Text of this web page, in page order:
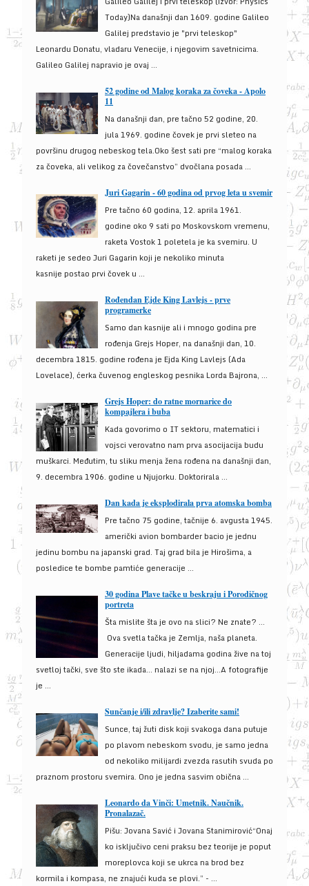
Today)Na današnji dan 1609. godine Galileo
Galilej predstavio je "prvi teleskop"
Leonardu Donatu, vladaru Venecije, i njegovim savetnicima.
Galileo Galilej napravio je ovaj ...
52 godine od Malog koraka za čoveka - Apolo
11
Na današnji dan, pre tačno 52 godine, 20.
jula 1969. godine čovek je prvi sleteo na
površinu drugog nebeskog tela.Oko šest sati pre “malog koraka
za čoveka, ali velikog za čovečanstvo” dvočlana posada ...
Juri Gagarin - 60 godina od prvog leta u svemir
Pre tačno 60 godina, 12. aprila 1961.
godine oko 9 sati po Moskovskom vremenu,
raketa Vostok 1 poletela je ka svemiru. U
raketi je sedeo Juri Gagarin koji je nekoliko minuta
kasnije postao prvi čovek u ...
Rođendan Ejde King Lavlejs - prve
programerke
Samo dan kasnije ali i mnogo godina pre
rođenja Grejs Hoper, na današnji dan, 10.
decembra 1815. godine rođena je Ejda King Lavlejs (Ada
Lovelace), ćerka čuvenog engleskog pesnika Lorda Bajrona, ...
Grejs Hoper: do ratne mornarice do
kompajlera i buba
Kada govorimo o IT sektoru, matematici i
vojsci verovatno nam prva asocijacija budu
muškarci. Međutim, tu sliku menja žena rođena na današnji dan,
9. decembra 1906. godine u Njujorku. Doktorirala ...
Dan kada je eksplodirala prva atomska bomba
Pre tačno 75 godine, tačnije 6. avgusta 1945.
američki avion bombarder bacio je jednu
jedinu bombu na japanski grad. Taj grad bila je Hirošima, a
posledice te bombe pamtiće generacije ...
30 godina Plave tačke u beskraju i Porodičnog
portreta
Šta mislite šta je ovo na slici? Ne znate? …
Ova svetla tačka je Zemlja, naša planeta.
Generacije ljudi, hiljadama godina žive na toj
svetloj tački, sve što ste ikada… nalazi se na njoj…A fotografije
je ...
Sunčanje i/ili zdravlje? Izaberite sami!
Sunce, taj žuti disk koji svakoga dana putuje
po plavom nebeskom svodu, je samo jedna
od nekoliko milijardi zvezda rasutih svuda po
praznom prostoru svemira. Ono je jedna sasvim obična ...
Leonardo da Vinči: Umetnik. Naučnik.
Pronalazač.
Pišu: Jovana Savić i Jovana Stanimirović“Onaj
ko isključivo ceni praksu bez teorije je poput
moreplovca koji se ukrca na brod bez
kormila i kompasa, ne znajući kuda se plovi.” - ...